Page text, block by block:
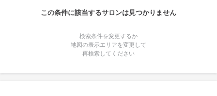
この条件に該当するサロンは見つかりません
検索条件を変更するか
地図の表示エリアを変更して
再検索してください